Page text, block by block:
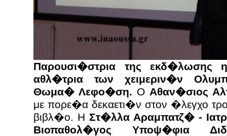
Παρουσι�στρια της
αθλ�τρια των χειμεριν�ν
Θωμα� Λεφο�ση. O Αθαν�σιος
με πορε�α δεκαετι�ν στον �λεγχο
βιβλ�ο. H Στ�λλα Αραμπατζ� -
Βιοπαθολ�γος Υποψ�φια